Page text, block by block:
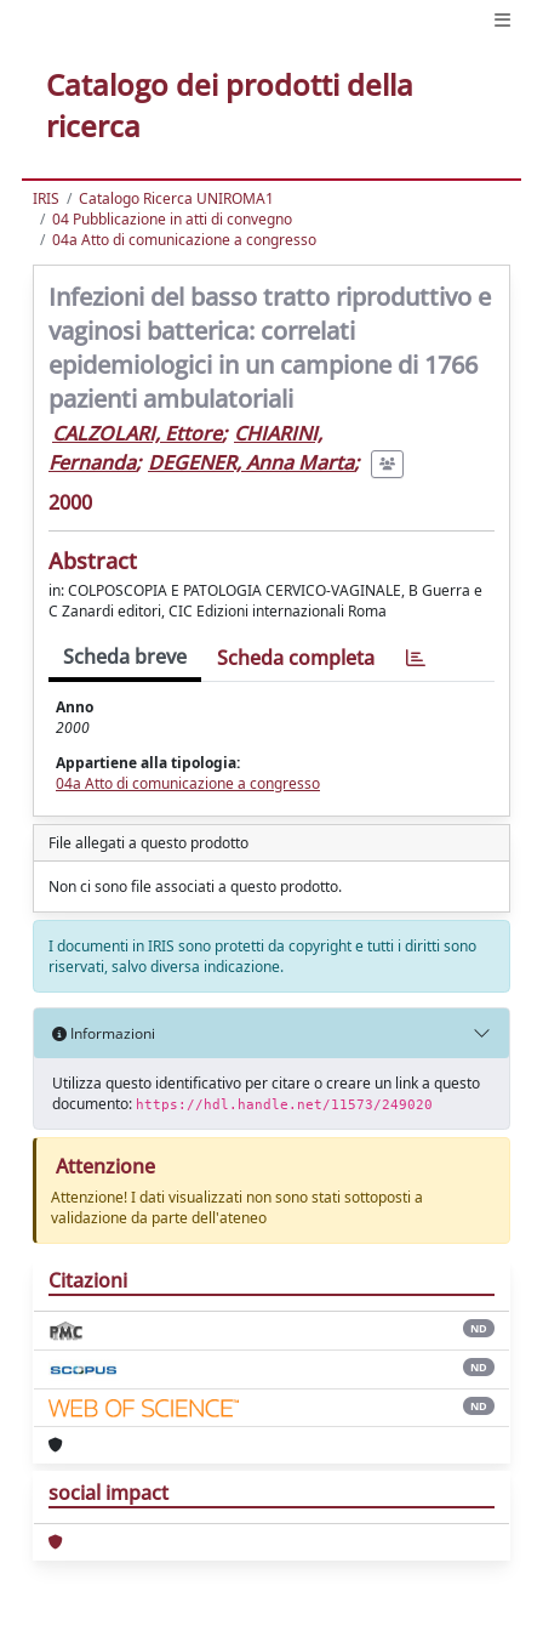
Catalogo dei prodotti della
ricerca
IRIS
Catalogo Ricerca UNIROMA1
04 Pubblicazione in atti di convegno
04a Atto di comunicazione a congresso
Infezioni del basso tratto riproduttivo e
vaginosi batterica: correlati
epidemiologici in un campione di 1766
pazienti ambulatoriali
CALZOLARI, Ettore; CHIARINI,
Fernanda; DEGENER, Anna Marta;
2000
Abstract
in: COLPOSCOPIA E PATOLOGIA CERVICO-VAGINALE, B Guerra e
C Zanardi editori, CIC Edizioni internazionali Roma
Scheda breve Scheda completa
Anno
2000
Appartiene alla tipologia:
04a Atto di comunicazione a congresso
File allegati a questo prodotto
Non ci sono file associati a questo prodotto.
I documenti in IRIS sono protetti da copyright e tutti i diritti sono
riservati, salvo diversa indicazione.
Informazioni
Utilizza questo identificativo per citare o creare un link a questo
documento: https://hdl.handle.net/11573/249020
Attenzione
Attenzione! I dati visualizzati non sono stati sottoposti a
validazione da parte dell'ateneo
Citazioni
ND
ND
ND
social impact